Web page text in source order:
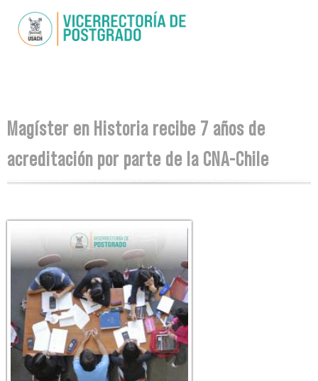
main
You are here
Magíster en Historia recibe 7 años de
acreditación por parte de la CNA-Chile